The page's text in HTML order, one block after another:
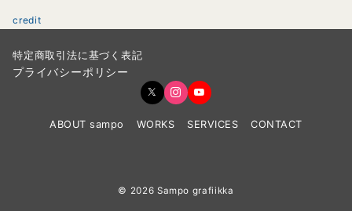
credit
特定商取引法に基づく表記
プライバシーポリシー
ABOUT sampo WORKS SERVICES CONTACT
© 2026 Sampo grafiikka